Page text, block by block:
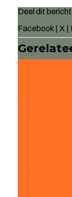
Deel dit
Facebook| X